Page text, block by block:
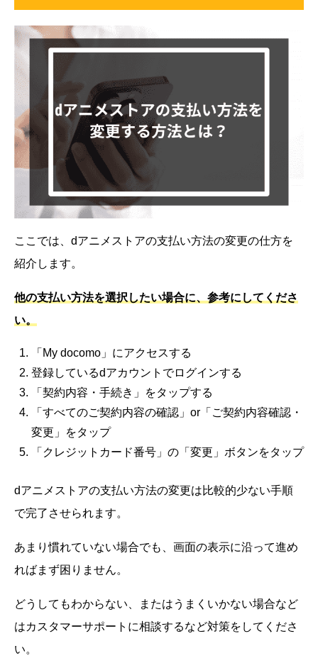
ここでは、dアニメストアの支払い方法の変更の仕方を
紹介します。
他の支払い方法を選択したい場合に、参考にしてくださ
い。
「My docomo」にアクセスする
登録しているdアカウントでログインする
「契約内容・手続き」をタップする
「すべてのご契約内容の確認」or「ご契約内容確認・
変更」をタップ
「クレジットカード番号」の「変更」ボタンをタップ
dアニメストアの支払い方法の変更は比較的少ない手順
で完了させられます。
あまり慣れていない場合でも、画面の表示に沿って進め
ればまず困りません。
どうしてもわからない、またはうまくいかない場合など
はカスタマーサポートに相談するなど対策をしてくださ
い。